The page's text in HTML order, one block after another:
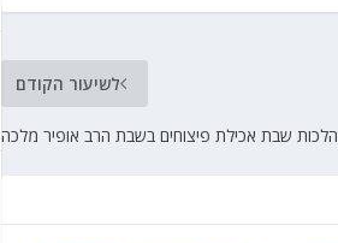
לשיעור הקודם
הלכות שבת אכילת פיצוחים בשבת הרב אופיר מלכה